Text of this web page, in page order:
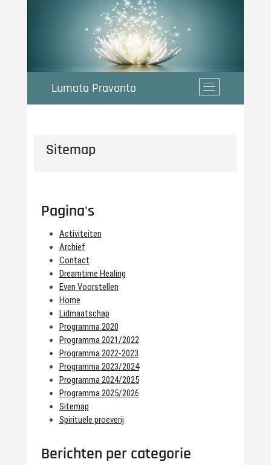
Lumata Pravonto
M
Sitemap
Pagina's
Activiteiten
Archief
Contact
Dreamtime Healing
Even Voorstellen
Home
Lidmaatschap
Programma 2020
Programma 2021/2022
Programma 2022-2023
Programma 2023/2024
Programma 2024/2025
Programma 2025/2026
Sitemap
Spirituele proeverij
Berichten per categorie